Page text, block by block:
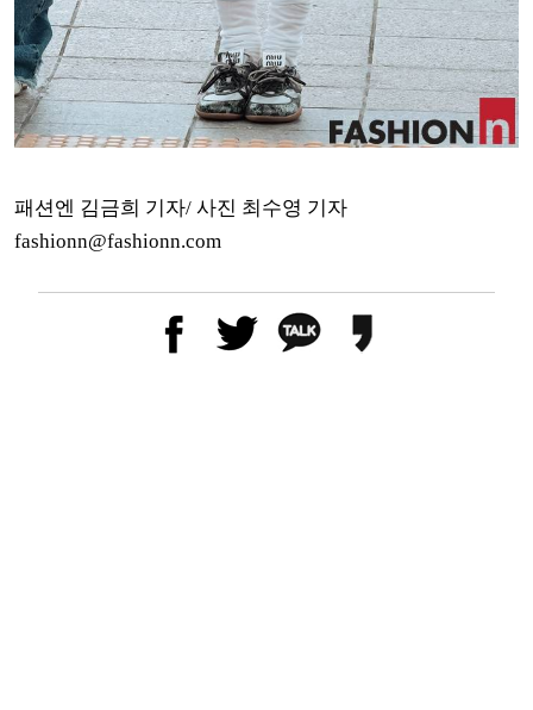
패션엔 김금희 기자/ 사진 최수영 기자
fashionn@fashionn.com